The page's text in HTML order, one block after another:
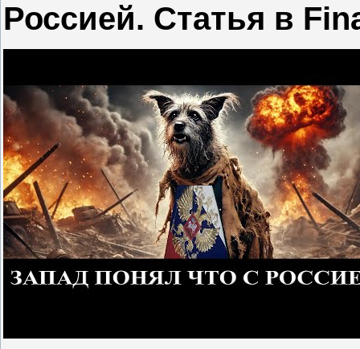
Россией. Статья в